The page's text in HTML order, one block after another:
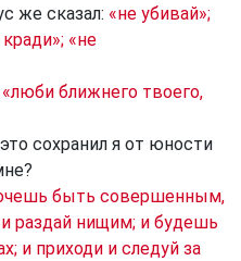
же сказал: «не убивай»;
«не
ближнего твоего,
сохранил я от юности
быть совершенным,
раздай нищим; и будешь
и приходи и следуй за